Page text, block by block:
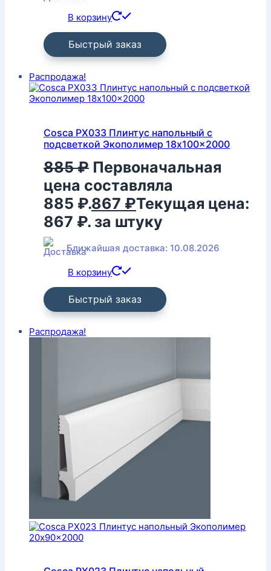
В корзину
Быстрый заказ
Распродажа!
Cosca PX033 Плинтус напольный с
подсветкой Экополимер 18x100x2000
885₽ Первоначальная
цена составляла
885 ₽.867 ₽Текущая цена:
867 ₽. за штуку
Ближайшая доставка: 10.08.2026
В корзину
Быстрый заказ
Распродажа!